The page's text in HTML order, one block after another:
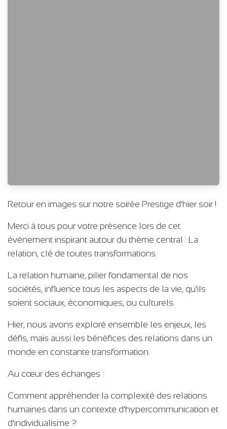
Retour en images sur notre soirée Prestige d'hier soir !
Merci à tous pour votre présence lors de cet
événement inspirant autour du thème central : La
relation, clé de toutes transformations.
La relation humaine, pilier fondamental de nos
sociétés, influence tous les aspects de la vie, qu'ils
soient sociaux, économiques, ou culturels.
Hier, nous avons exploré ensemble les enjeux, les
défis, mais aussi les bénéfices des relations dans un
monde en constante transformation.
Au cœur des échanges :
Comment appréhender la complexité des relations
humaines dans un contexte d'hypercommunication et
d'individualisme ?